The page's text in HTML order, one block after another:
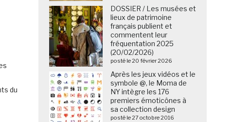
du
DOSSIER / Les musées et
lieux de patrimoine
français publient et
commentent leur
fréquentation 2025
(20/02/2026)
posté le 20 février 2026
Après les jeux vidéos et le
symbole @, le Moma de
NY intègre les 176
premiers émoticônes à
sa collection design
posté le 27 octobre 2016